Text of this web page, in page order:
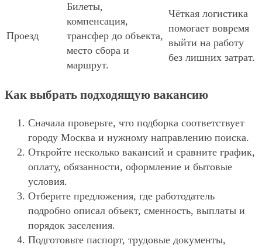
Проезд
Билеты,
компенсация,
трансфер до объекта,
место сбора и
маршрут.
Чёткая логистика
помогает вовремя
выйти на работу
без лишних затрат.
Как выбрать подходящую вакансию
Сначала проверьте, что подборка соответствует
городу Москва и нужному направлению поиска.
Откройте несколько вакансий и сравните график,
оплату, обязанности, оформление и бытовые
условия.
Отберите предложения, где работодатель
подробно описал объект, сменность, выплаты и
порядок заселения.
Подготовьте паспорт, трудовые документы,